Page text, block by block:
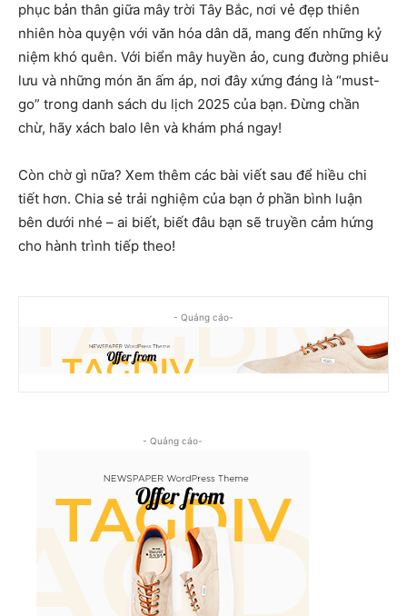
phục bản thân giữa mây trời Tây Bắc, nơi vẻ đẹp thiên
nhiên hòa quyện với văn hóa dân dã, mang đến những kỷ
niệm khó quên. Với biển mây huyền ảo, cung đường phiêu
lưu và những món ăn ấm áp, nơi đây xứng đáng là “must-
go” trong danh sách du lịch 2025 của bạn. Đừng chần
chừ, hãy xách balo lên và khám phá ngay!
Còn chờ gì nữa? Xem thêm các bài viết sau để hiều chi
tiết hơn. Chia sẻ trải nghiệm của bạn ở phần bình luận
bên dưới nhé – ai biết, biết đâu bạn sẽ truyền cảm hứng
cho hành trình tiếp theo!
- Quảng cáo-
- Quảng cáo-